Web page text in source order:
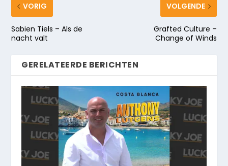
VORIG
Sabien Tiels – Als de
nacht valt
VOLGENDE
Grafted Culture –
Change of Winds
GERELATEERDE BERICHTEN